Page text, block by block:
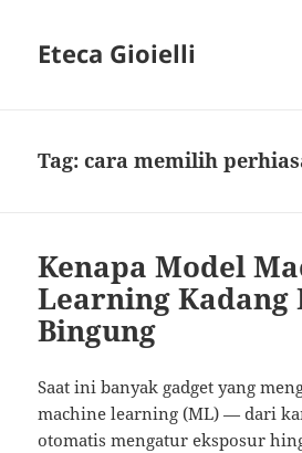
Eteca Gioielli
Tag:cara memilih
Kenapa Model
Learning
Bingung
Saat ini banyak gadget yang
machine learning (ML) — dari
otomatis mengatur eksposur